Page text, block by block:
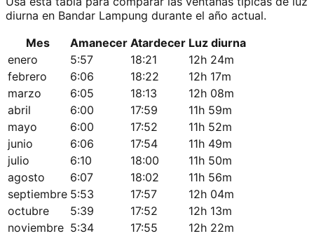
diurna en Bandar Lampung durante el año actual.
Mes
Amanecer Atardecer Luz diurna
enero
5:57 18:21
12h 24m
febrero
6:06 18:22
12h 17m
marzo
6:05 18:13
12h 08m
abril
6:00 17:59
11h 59m
mayo
6:00 17:52
11h 52m
junio
6:06 17:54
11h 49m
julio
6:10 18:00
11h 50m
agosto
6:07 18:02
11h 56m
septiembre 5:53 17:57
12h 04m
octubre
5:39 17:52
12h 13m
noviembre 5:34 17:55
12h 22m